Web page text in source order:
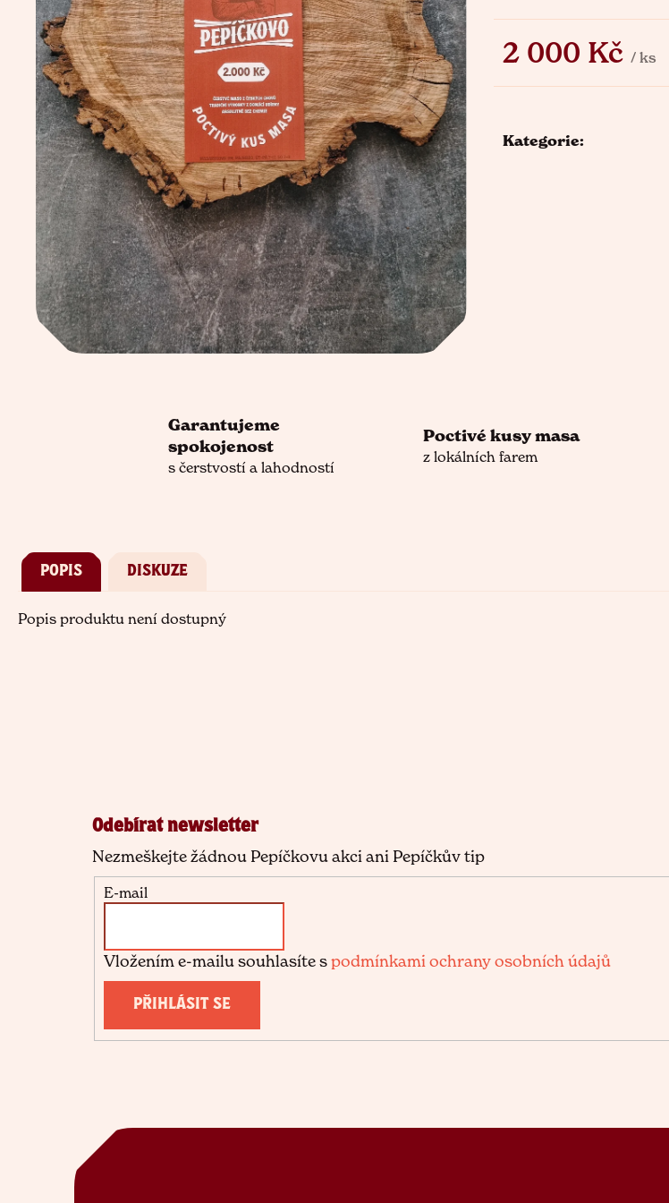
2 000 Kč / ks
Kategorie:
Garantujeme
spokojenost
s čerstvostí a lahodností
Poctivé kusy masa
z lokálních farem
POPIS DISKUZE
Popis produktu není dostupný
Odebírat newsletter
Nezmeškejte žádnou Pepíčkovu akci ani Pepíčkův tip
E-mail
Vložením e-mailu souhlasíte spodmínkami ochrany osobních údajů
PŘIHLÁSIT SE